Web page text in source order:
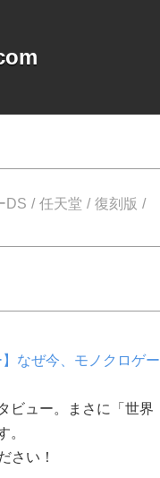
DS 任天堂
復刻版
】なぜ今、モノクロゲー
ビュー。まさに「世界
。
さい！